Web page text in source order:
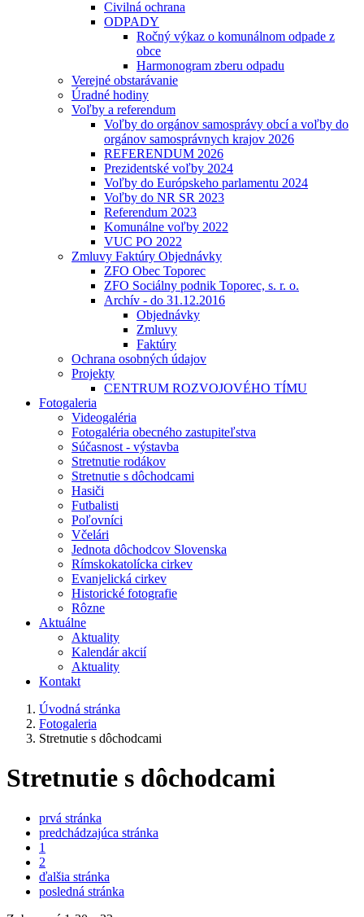
Civilná ochrana
ODPADY
Ročný výkaz o komunálnom odpade z
obce
Harmonogram zberu odpadu
Verejné obstarávanie
Úradné hodiny
Voľby a referendum
Voľby do orgánov samosprávy obcí a voľby do
orgánov samosprávnych krajov 2026
REFERENDUM 2026
Prezidentské voľby 2024
Voľby do Európskeho parlamentu 2024
Voľby do NR SR 2023
Referendum 2023
Komunálne voľby 2022
VUC PO 2022
Zmluvy Faktúry Objednávky
ZFO Obec Toporec
ZFO Sociálny podnik Toporec, s. r. o.
Archív - do 31.12.2016
Objednávky
Zmluvy
Faktúry
Ochrana osobných údajov
Projekty
CENTRUM ROZVOJOVÉHO TÍMU
Fotogaleria
Videogaléria
Fotogaléria obecného zastupiteľstva
Súčasnost - výstavba
Stretnutie rodákov
Stretnutie s dôchodcami
Hasiči
Futbalisti
Poľovníci
Včelári
Jednota dôchodcov Slovenska
Rímskokatolícka cirkev
Evanjelická cirkev
Historické fotografie
Rôzne
Aktuálne
Aktuality
Kalendár akcií
Aktuality
Kontakt
Úvodná stránka
Fotogaleria
Stretnutie s dôchodcami
Stretnutie s dôchodcami
prvá stránka
predchádzajúca stránka
1
2
ďalšia stránka
posledná stránka